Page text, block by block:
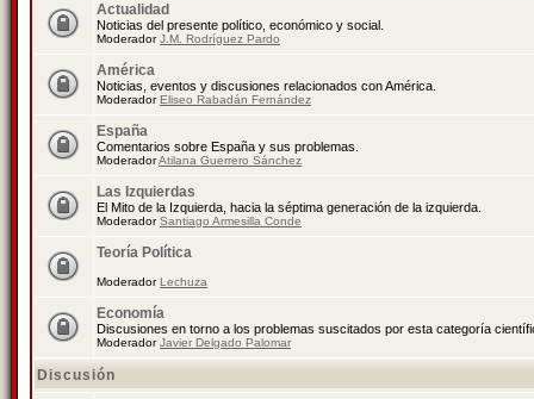
Actualidad
Noticias del presente político, económico y social.
ModeradorJ.M. Rodríguez Pardo
América
Noticias, eventos y discusiones relacionados con América.
ModeradorEliseo Rabadán Fernández
España
Comentarios sobre España y sus problemas.
ModeradorAtilana Guerrero Sánchez
Las Izquierdas
El Mito de la Izquierda, hacia la séptima generación de la izquierda.
ModeradorSantiago Armesilla Conde
Teoría Política
ModeradorLechuza
Economía
Discusiones en torno a los problemas suscitados por esta categoría
ModeradorJavier Delgado Palomar
Discusión